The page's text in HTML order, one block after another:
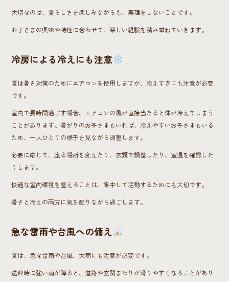
大切なのは、夏らしさを楽しみながらも、無理をしないことです。
お子さまの興味や特性に合わせて、楽しい経験を積み重ねていきます。
冷房による冷えにも注意
夏は暑さ対策のためにエアコンを使用しますが、冷えすぎにも注意が必要
です。
室内で長時間過ごす場合、エアコンの風が直接当たると体が冷えてしまう
ことがあります。暑がりのお子さまもいれば、冷えやすいお子さまもいる
ため、一人ひとりの様子を見ながら調整します。
必要に応じて、座る場所を変えたり、衣類で調整したり、室温を確認した
りします。
快適な室内環境を整えることは、集中して活動するためにも大切です。
暑さと冷えの両方に気を配りながら過ごします。
急な雷雨や台風への備え
夏は、急な雷雨や台風、大雨にも注意が必要です。
送迎時に強い雨が降ると、道路や玄関まわりが滑りやすくなることがあり